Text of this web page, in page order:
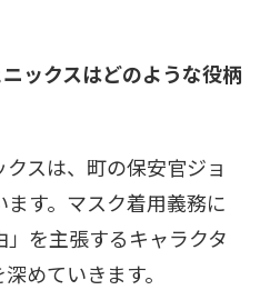
ックスはどのような役柄
スは、町の保安官ジョ
す。マスク着用義務に
を主張するキャラクタ
めていきます。